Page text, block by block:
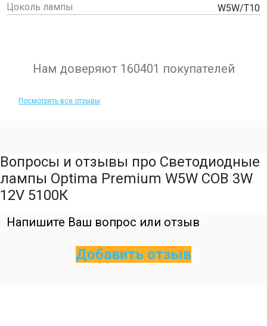
Цоколь лампы W5W/T10
Нам доверяют 160401 покупателей
Посмотреть все отзывы
Вопросы и отзывы про Светодиодные
лампы Optima Premium W5W COB 3W
12V 5100К
Напишите Ваш вопрос или отзыв
Добавить отзыв